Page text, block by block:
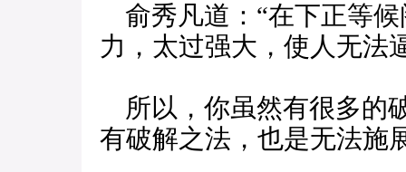
俞秀凡道：“在下正等
力，太过强大，使人无法
所以，你虽然有很多的
有破解之法，也是无法施